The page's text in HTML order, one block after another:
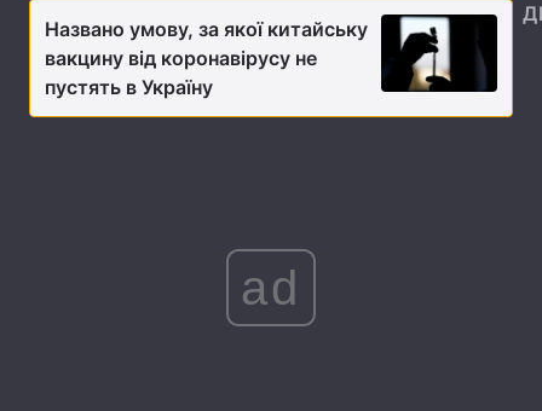
Здоров'я Туризм
Цікавинки
Статті
Думки
Названо умову, за якої китайську
вакцину від коронавірусу не
пустять в Україну
ad